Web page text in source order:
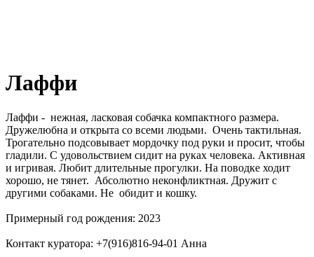
Лаффи
Лаффи - нежная, ласковая собачка компактного размера.
Дружелюбна и открыта со всеми людьми. Очень тактильная.
Трогательно подсовывает мордочку под руки и просит, чтобы
гладили. С удовольствием сидит на руках человека. Активная
и игривая. Любит длительные прогулки. На поводке ходит
хорошо, не тянет. Абсолютно неконфликтная. Дружит с
другими собаками. Не обидит и кошку.
Примерный год рождения: 2023
Контакт куратора: +7(916)816-94-01 Анна